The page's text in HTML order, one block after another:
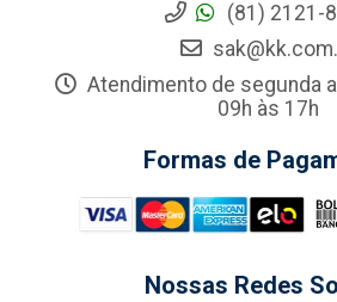
(81) 2121-
Atendimento de segunda
09h às 17h
Formas de
Nossas Redes